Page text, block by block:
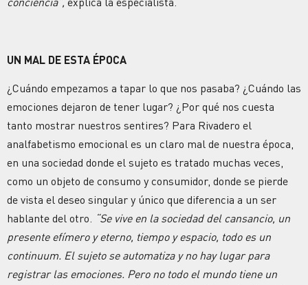
UN MAL DE ESTA ÉPOCA
¿Cuándo empezamos a tapar lo que nos pasaba? ¿Cuándo las
emociones dejaron de tener lugar? ¿Por qué nos cuesta
tanto mostrar nuestros sentires? Para Rivadero el
analfabetismo emocional es un claro mal de nuestra época,
en una sociedad donde el sujeto es tratado muchas veces,
como un objeto de consumo y consumidor, donde se pierde
de vista el deseo singular y único que diferencia a un ser
hablante del otro.
“Se vive en la sociedad del cansancio, un
presente efímero y eterno, tiempo y espacio, todo es un
continuum. El sujeto se automatiza y no hay lugar para
registrar las emociones. Pero no todo el mundo tiene un